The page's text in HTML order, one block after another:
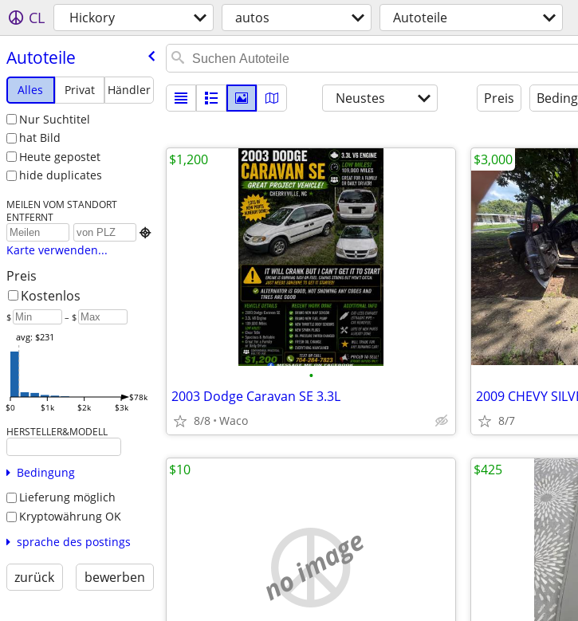
CL Hickory autos Autoteile
Autoteile
Alles Privat
Händler
Nur Suchtitel
hat Bild
Heute gepostet
hide duplicates
MEILEN VOM STANDORT
ENTFERNT

Karte verwenden...
Preis
Kostenlos
$ – $
$0 $1k $2k $3k
$78k
avg: $231
HERSTELLER&MODELL
Bedingung
Lieferung möglich
Kryptowährung OK
sprache des postings
zurück bewerben
Neustes Preis
•
2003 Dodge Caravan SE 3.3L
8/8 Waco
$1,200
8/7
$3,000
no image
$10 $425